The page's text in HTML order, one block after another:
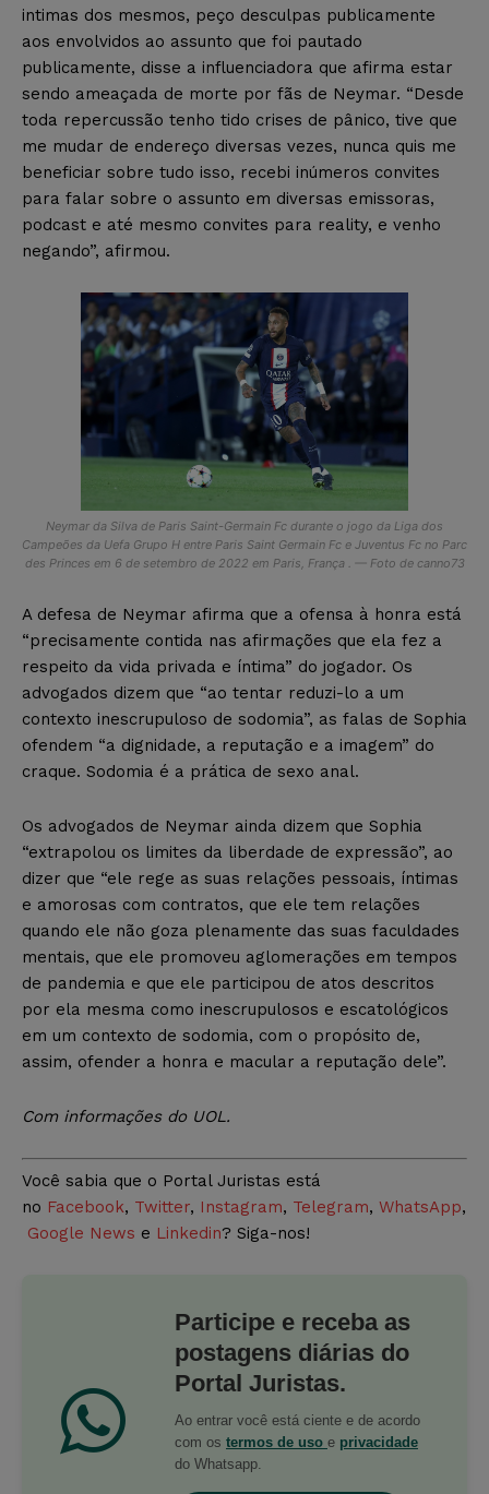
intimas dos mesmos, peço desculpas publicamente
aos envolvidos ao assunto que foi pautado
publicamente, disse a influenciadora que afirma estar
sendo ameaçada de morte por fãs de Neymar. “Desde
toda repercussão tenho tido crises de pânico, tive que
me mudar de endereço diversas vezes, nunca quis me
beneficiar sobre tudo isso, recebi inúmeros convites
para falar sobre o assunto em diversas emissoras,
podcast e até mesmo convites para reality, e venho
negando”, afirmou.
Neymar da Silva de Paris Saint-Germain Fc durante o jogo da Liga dos
Campeões da Uefa Grupo H entre Paris Saint Germain Fc e Juventus Fc no Parc
des Princes em 6 de setembro de 2022 em Paris, França . — Foto de canno73
A defesa de Neymar afirma que a ofensa à honra está
“precisamente contida nas afirmações que ela fez a
respeito da vida privada e íntima” do jogador. Os
advogados dizem que “ao tentar reduzi-lo a um
contexto inescrupuloso de sodomia”, as falas de Sophia
ofendem “a dignidade, a reputação e a imagem” do
craque. Sodomia é a prática de sexo anal.
Os advogados de Neymar ainda dizem que Sophia
“extrapolou os limites da liberdade de expressão”, ao
dizer que “ele rege as suas relações pessoais, íntimas
e amorosas com contratos, que ele tem relações
quando ele não goza plenamente das suas faculdades
mentais, que ele promoveu aglomerações em tempos
de pandemia e que ele participou de atos descritos
por ela mesma como inescrupulosos e escatológicos
em um contexto de sodomia, com o propósito de,
assim, ofender a honra e macular a reputação dele”.
Com informações do UOL.
Você sabia que o Portal Juristas está
no Facebook, Twitter, Instagram, Telegram, WhatsApp,
Google News e Linkedin? Siga-nos!
Participe e receba as
postagens diárias do
Portal Juristas.
Ao entrar você está ciente e de acordo
com os termos de uso e privacidade
do Whatsapp.